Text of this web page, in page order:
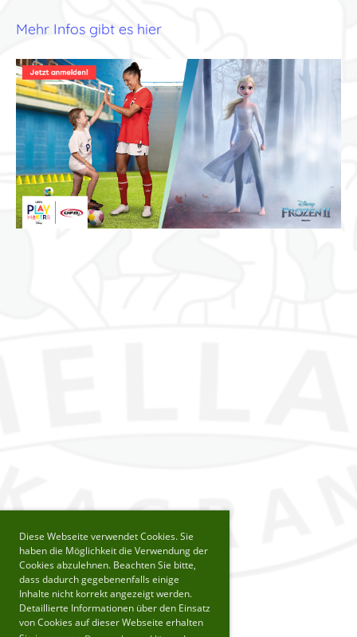
Diese Webseite verwendet Cookies. Sie
haben die Möglichkeit die Verwendung der
Cookies abzulehnen. Beachten Sie bitte,
dass dadurch gegebenenfalls einige
Inhalte nicht korrekt angezeigt werden.
Detaillierte Informationen über den Einsatz
von Cookies auf dieser Webseite erhalten
Mehr Infos gibt es hier